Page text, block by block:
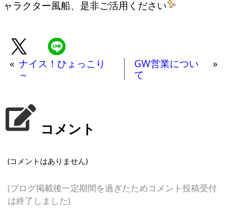
ャラクター風船、是非ご活用ください
« ナイス！ひょっこり
～
GW営業につい
て
»
コメント
(コメントはありません)
(ブログ掲載後一定期間を過ぎたためコメント投稿受付
は終了しました)